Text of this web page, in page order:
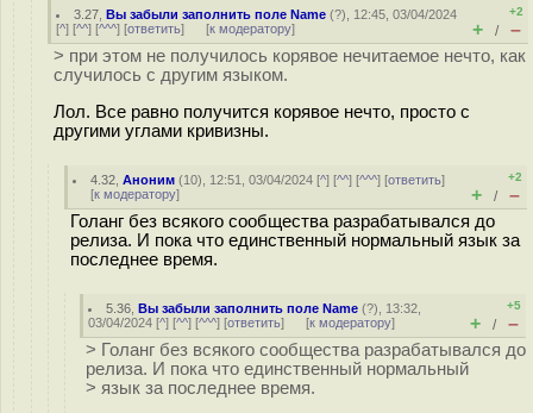
3.27 ,Вы забыли заполнить поле Name (?), 12:45, 03/04/2024
[^] [^^] [^^^] [ответить] [к модератору]
+2
+ / –
> при этом не получилось корявое нечитаемое нечто, как
случилось с другим языком.
Лол. Все равно получится корявое нечто, просто с
другими углами кривизны.
4.32 ,Аноним (10), 12:51, 03/04/2024 [^] [^^] [^^^] [ответить]
[к модератору]
+2
+ / –
Голанг без всякого сообщества разрабатывался до
релиза. И пока что единственный нормальный язык за
последнее время.
5.36 ,Вы забыли заполнить поле Name (?), 13:32,
03/04/2024 [^] [^^] [^^^] [ответить] [к модератору]
+5
+ / –
> Голанг без всякого сообщества разрабатывался до
релиза. И пока что единственный нормальный
> язык за последнее время.